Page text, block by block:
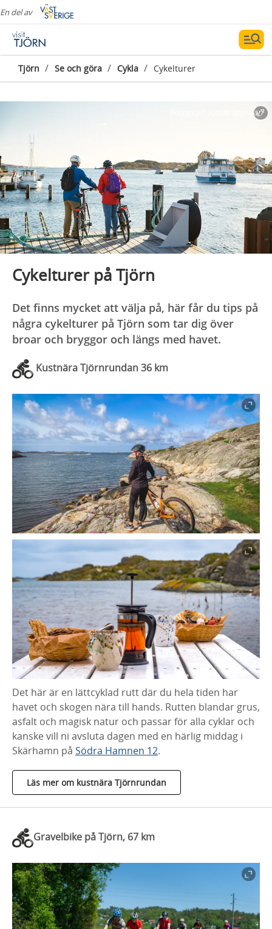
En del av
Tjörn / Se och göra / Cykla / Cykelturer
Jonas Ingman
Cykelturer på Tjörn
Det finns mycket att välja på, här får du tips på
några cykelturer på Tjörn som tar dig över
broar och bryggor och längs med havet.
Kustnära Tjörnrundan 36 km
Det här är en lättcyklad rutt där du hela tiden har
havet och skogen nära till hands. Rutten blandar grus,
asfalt och magisk natur och passar för alla cyklar och
kanske vill ni avsluta dagen med en härlig middag i
Skärhamn på Södra Hamnen 12.
Läs mer om kustnära Tjörnrundan
Gravelbike på Tjörn, 67 km